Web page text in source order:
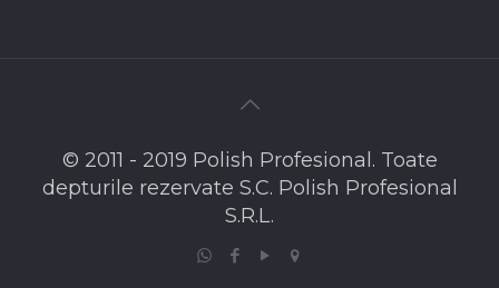
© 2011 - 2019 Polish Profesional. Toate
depturile rezervate S.C. Polish Profesional
S.R.L.